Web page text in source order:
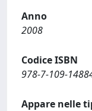
Anno
2008
Codice ISBN
978-7-109-
Appare nelle